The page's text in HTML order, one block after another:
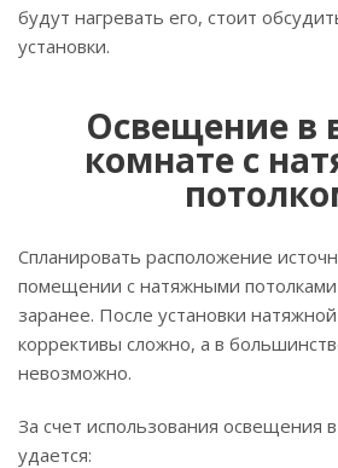
будут нагревать его, стоит
установки.
Освещение в
комнате с
Спланировать расположение
помещении с натяжными
заранее. После установки
коррективы сложно, а в
невозможно.
За счет использования освещения
удается: